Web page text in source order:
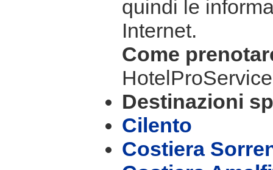
quindi le
Internet.
Come
Destinazioni
Cilento
Costiera